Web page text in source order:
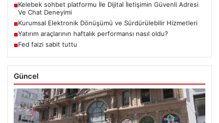
■Kelebek sohbet platformu İle Dijital İletişimin Güvenli Adresi
Ve Chat Deneyimi
■Kurumsal Elektronik Dönüşümü ve Sürdürülebilir Hizmetleri
■Yatırım araçlarının haftalık performansı nasıl oldu?
■Fed faizi sabit tuttu
Güncel